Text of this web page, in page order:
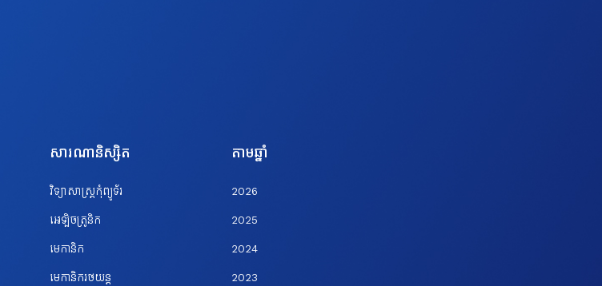
សារណានិស្សិត
វិទ្យាសាស្ត្រកុំព្យូទ័រ
អេឡិចត្រូនិក
មេកានិក
មេកានិករថយន្ត
តាមឆ្នាំ
2026
2025
2024
2023